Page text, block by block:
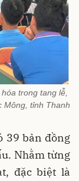
trong tang lễ,
Mông, tỉnh Thanh
39 bản đồng
Nhằm từng
đặc biệt là